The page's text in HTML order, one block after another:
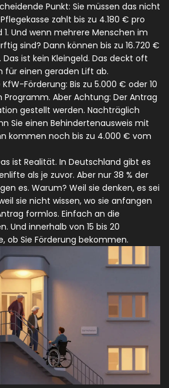
Punkt: Sie müssen das nicht
zahlt bis zu 4.180 € pro
1. Und wenn mehrere Menschen im
sind? Dann können bis zu 16.720 €
ist kein Kleingeld. Das deckt oft
für einen geraden Lift ab.
Förderung: Bis zu 5.000 € oder 10
Programm. Aber Achtung: Der Antrag
gestellt werden. Nachträglich
Sie einen Behindertenausweis mit
kommen noch bis zu 4.000 € vom
ist Realität. In Deutschland gibt es
als je zuvor. Aber nur 38 % der
es. Warum? Weil sie denken, es sei
sie nicht wissen, wo sie anfangen
formlos. Einfach an die
Und innerhalb von 15 bis 20
ob Sie Förderung bekommen.